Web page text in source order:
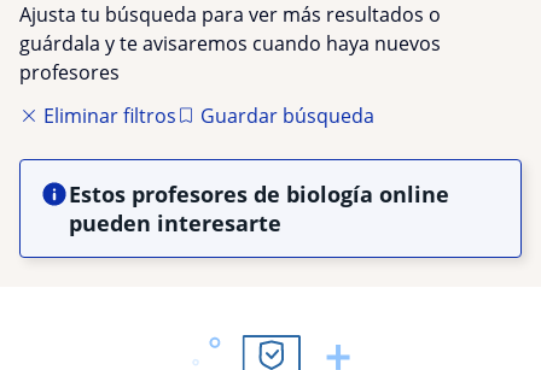
Ajusta tu búsqueda para ver más resultados o
guárdala y te avisaremos cuando haya nuevos
profesores
Eliminar filtros
Guardar búsqueda
Estos profesores de biología online
pueden interesarte